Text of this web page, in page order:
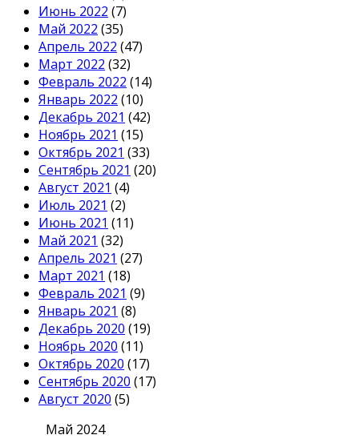
Июнь 2022 (7)
Май 2022 (35)
Апрель 2022 (47)
Март 2022 (32)
Февраль 2022 (14)
Январь 2022 (10)
Декабрь 2021 (42)
Ноябрь 2021 (15)
Октябрь 2021 (33)
Сентябрь 2021 (20)
Август 2021 (4)
Июль 2021 (2)
Июнь 2021 (11)
Май 2021 (32)
Апрель 2021 (27)
Март 2021 (18)
Февраль 2021 (9)
Январь 2021 (8)
Декабрь 2020 (19)
Ноябрь 2020 (11)
Октябрь 2020 (17)
Сентябрь 2020 (17)
Август 2020 (5)
Май 2024